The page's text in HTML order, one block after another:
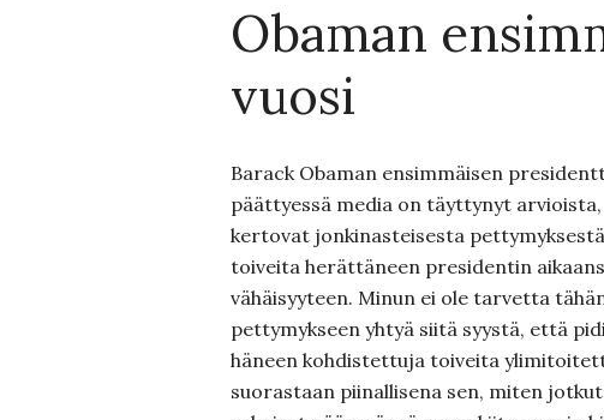
Obaman
vuosi
Barack Obaman ensimmäisen
päättyessä media on täyttynyt
kertovat jonkinasteisesta
toiveita herättäneen presidentin
vähäisyyteen. Minun ei ole tarvetta
pettymykseen yhtyä siitä syystä, että
häneen kohdistettuja toiveita
suorastaan piinallisena sen, miten jotkut